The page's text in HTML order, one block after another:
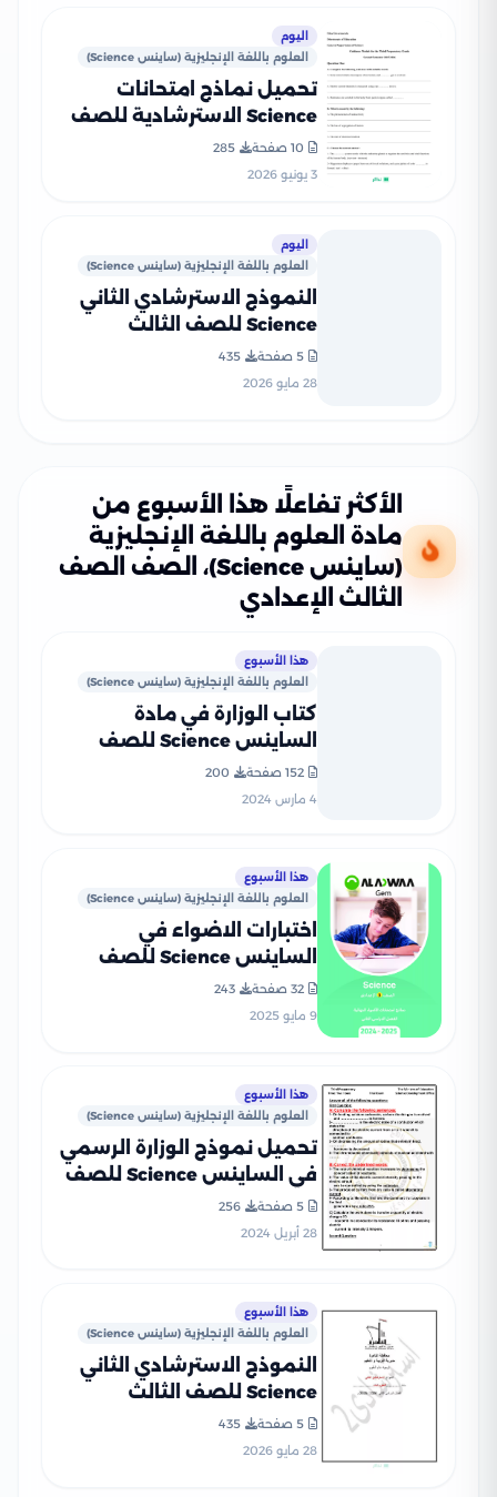
اليوم
العلوم باللغة الإنجليزية (ساينس Science)
تحميل نماذج امتحانات
Science الاسترشادية للصف
الثالث الإعدادي لغات
محافظة الجيزة الترم الثاني
10 صفحة
285
3 يونيو 2026
اليوم
العلوم باللغة الإنجليزية (ساينس Science)
النموذج الاسترشادي الثاني
Science للصف الثالث
القاهرة PDF
5 صفحة
435
28 مايو 2026
الأكثر تفاعلًا هذا الأسبوع من
مادة العلوم باللغة الإنجليزية
(ساينس Science)، الصف الصف
الثالث الإعدادي
هذا الأسبوع
العلوم باللغة الإنجليزية (ساينس Science)
كتاب الوزارة في مادة
الساينس Science للصف
الثالث الاعدادى 2024
152 صفحة
200
4 مارس 2024
هذا الأسبوع
العلوم باللغة الإنجليزية (ساينس Science)
اختبارات الاضواء في
الساينس Science للصف
الثالث الإعدادي الترم الثاني
32 صفحة
243
9 مايو 2025
هذا الأسبوع
العلوم باللغة الإنجليزية (ساينس Science)
تحميل نموذج الوزارة الرسمي
في الساينس Science للصف
الثالث الإعدادي الفصل
الدراسي الثاني 2024
5 صفحة
256
28 أبريل 2024
هذا الأسبوع
العلوم باللغة الإنجليزية (ساينس Science)
النموذج الاسترشادي الثاني
Science للصف الثالث
القاهرة PDF
5 صفحة
435
28 مايو 2026